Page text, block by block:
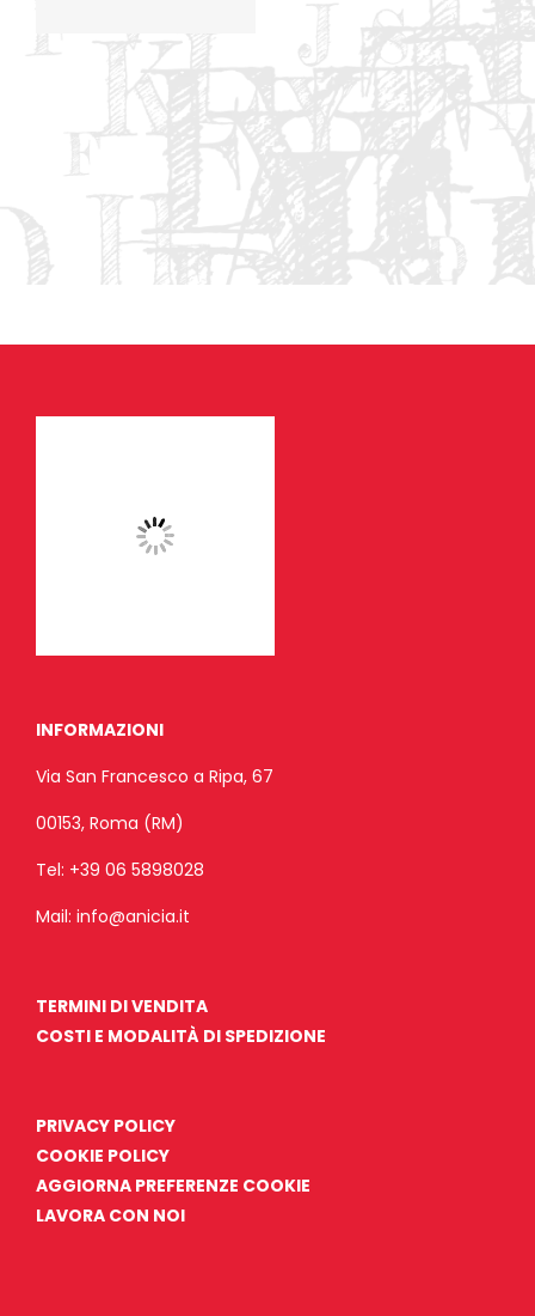
INFORMAZIONI
Via San Francesco a Ripa, 67
00153, Roma (RM)
Tel: +39 06 5898028
Mail: info@anicia.it
TERMINI DI VENDITA
COSTI E MODALITÀ DI SPEDIZIONE
PRIVACY POLICY
COOKIE POLICY
AGGIORNA PREFERENZE COOKIE
LAVORA CON NOI